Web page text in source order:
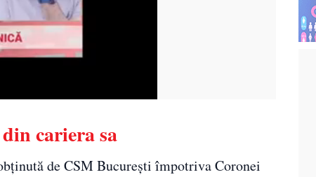
cariera sa
de CSM București împotriva Coronei